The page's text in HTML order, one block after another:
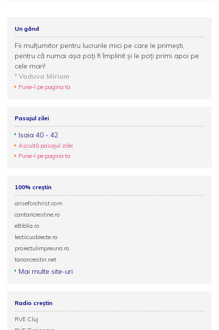
Un gând
Fii mulţumitor pentru lucrurile mici pe care le primeşti,
pentru că numai aşa poţi fi împlinit şi le poţi primi apoi pe
cele mari!
Vaduva Miriam
Pune-l pe pagina ta
Pasajul zilei
Isaia 40 - 42
Ascultă pasajul zilei
Pune-l pe pagina ta
100% creștin
ariseforchrist.com
cantaricrestine.ro
eBiblia.ro
lectiicuobiecte.ro
proiectulimpreuna.ro
tanarcrestin.net
Mai multe site-uri
Radio creștin
RVE Cluj